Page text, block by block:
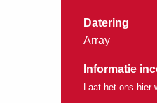
Datering
Array
Informatie
Laat het ons hier